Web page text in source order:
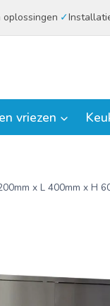
vriezen
x L 400mm x H